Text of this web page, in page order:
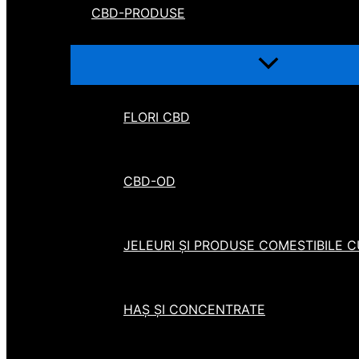
CBD-PRODUSE
FLORI CBD
CBD-OD
JELEURI ȘI PRODUSE COMESTIBILE
HAȘ ȘI CONCENTRATE